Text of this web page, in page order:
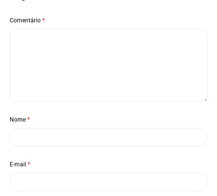
Comentário *
Nome *
E-mail *